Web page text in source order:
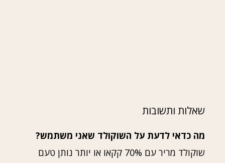
שאלות ותשובות
מה כדאי לדעת על השוקולד שאני משתמש?
שוקולד מריר עם 70% קקאו או יותר נותן טעם